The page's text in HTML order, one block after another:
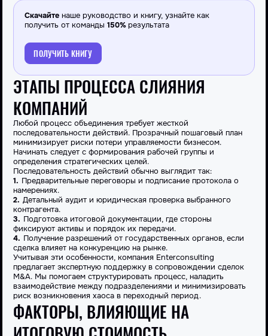
Скачайте наше руководство и книгу, узнайте как
получить от команды 150%результата
ПОЛУЧИТЬ КНИГУ
ЭТАПЫ ПРОЦЕССА СЛИЯНИЯ
КОМПАНИЙ
Любой процесс объединения требует жесткой
последовательности действий. Прозрачный пошаговый план
минимизирует риски потери управляемости бизнесом.
Начинать следует с формирования рабочей группы и
определения стратегических целей.
Последовательность действий обычно выглядит так:
Предварительные переговоры и подписание протокола о
намерениях.
Детальный аудит и юридическая проверка выбранного
контрагента.
Подготовка итоговой документации, где стороны
фиксируют активы и порядок их передачи.
Получение разрешений от государственных органов, если
сделка влияет на конкуренцию на рынке.
Учитывая эти особенности, компания Enterconsulting
предлагает экспертную поддержку в сопровождении сделок
M&A. Мы помогаем структурировать процесс, наладить
взаимодействие между подразделениями и минимизировать
риск возникновения хаоса в переходный период.
ФАКТОРЫ, ВЛИЯЮЩИЕ НА